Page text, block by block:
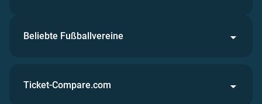
Beliebte Fußballvereine
Ticket-Compare.com